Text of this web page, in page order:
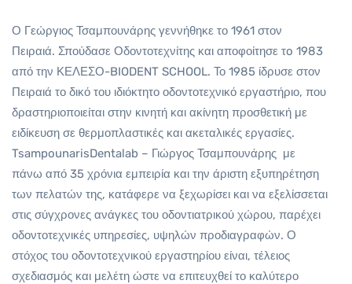
Ο Γεώργιος Τσαμπουνάρης γεννήθηκε το 1961 στον
Πειραιά. Σπούδασε Οδοντοτεχνίτης και αποφοίτησε τo 1983
από την ΚΕΛΕΣΟ-BIODENT SCHOOL. Το 1985 ίδρυσε στον
Πειραιά το δικό του ιδιόκτητο οδοντοτεχνικό εργαστήριο, που
δραστηριοποιείται στην κινητή και ακίνητη προσθετική με
ειδίκευση σε θερμοπλαστικές και ακεταλικές εργασίες.
TsampounarisDentalab – Γιώργος Τσαμπουνάρης με
πάνω από 35 χρόνια εμπειρία και την άριστη εξυπηρέτηση
των πελατών της, κατάφερε να ξεχωρίσει και να εξελίσσεται
στις σύγχρονες ανάγκες του οδοντιατρικού χώρου, παρέχει
οδοντοτεχνικές υπηρεσίες, υψηλών προδιαγραφών. Ο
στόχος του οδοντοτεχνικού εργαστηρίου είναι, τέλειος
σχεδιασμός και μελέτη ώστε να επιτευχθεί το καλύτερο